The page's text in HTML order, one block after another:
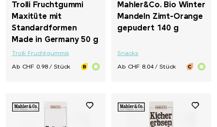
Trolli Fruchtgummi
Maxitüte mit
Standardformen
Made in Germany 50 g
Trolli Fruchtgummis
Ab CHF 0.98 / Stück
Mahler&Co. Bio Winter
Mandeln Zimt-Orange
gepudert 140 g
Snacks
Ab CHF 8.04 / Stück